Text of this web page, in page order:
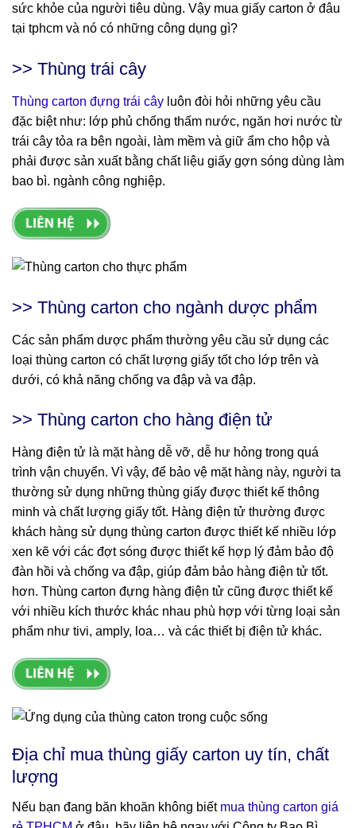
sức khỏe của người tiêu dùng. Vậy mua giấy carton ở đâu
tại tphcm và nó có những công dụng gì?
>> Thùng trái cây
Thùng carton đựng trái cây luôn đòi hỏi những yêu cầu
đặc biệt như: lớp phủ chống thấm nước, ngăn hơi nước từ
trái cây tỏa ra bên ngoài, làm mềm và giữ ẩm cho hộp và
phải được sản xuất bằng chất liệu giấy gợn sóng dùng làm
bao bì. ngành công nghiệp.
>> Thùng carton cho ngành dược phẩm
Các sản phẩm dược phẩm thường yêu cầu sử dụng các
loại thùng carton có chất lượng giấy tốt cho lớp trên và
dưới, có khả năng chống va đập và va đập.
>> Thùng carton cho hàng điện tử
Hàng điện tử là mặt hàng dễ vỡ, dễ hư hỏng trong quá
trình vận chuyển. Vì vậy, để bảo vệ mặt hàng này, người ta
thường sử dụng những thùng giấy được thiết kế thông
minh và chất lượng giấy tốt. Hàng điện tử thường được
khách hàng sử dụng thùng carton được thiết kế nhiều lớp
xen kẽ với các đợt sóng được thiết kế hợp lý đảm bảo độ
đàn hồi và chống va đập, giúp đảm bảo hàng điện tử tốt.
hơn. Thùng carton đựng hàng điện tử cũng được thiết kế
với nhiều kích thước khác nhau phù hợp với từng loại sản
phẩm như tivi, amply, loa… và các thiết bị điện tử khác.
Địa chỉ mua thùng giấy carton uy tín, chất
lượng
Nếu bạn đang băn khoăn không biết mua thùng carton giá